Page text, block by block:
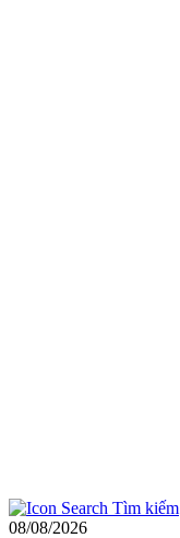
Tìm kiếm
08/08/2026